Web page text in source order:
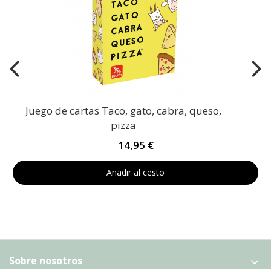
Juego de cartas Taco, gato, cabra, queso,
pizza
14,95 €
Añadir al cesto
Sobre nosotros